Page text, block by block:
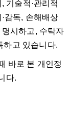
기술적·관리적
감독, 손해배상
시하고, 수탁자
하고 있습니다.
바로 본 개인정
다.